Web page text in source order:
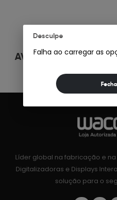
AVALIAÇÕES +
Líder global na fabricação e
Digitalizadoras e Displays
solução para o
Desculpe
Falha ao carregar as